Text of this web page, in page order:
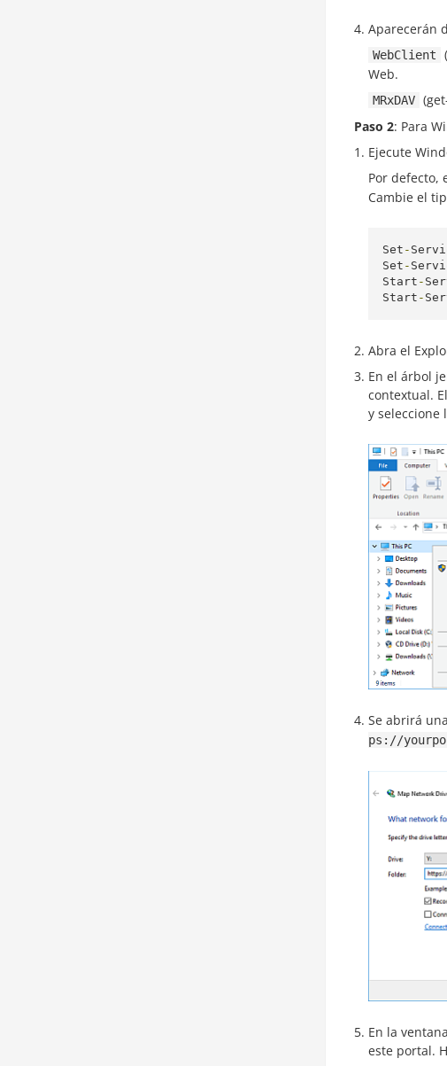
Aparecerán
WebClient
Web.
MRxDAV
Paso 2: Para
Ejecute
Por defecto,
Cambie el
Set -
Set -
Start -
Start -
Abra el
En el árbol
contextual.
y seleccione
Se abrirá
ps://
En la
este portal.